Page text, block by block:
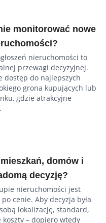
monitorować nowe
nieruchomości to
przewagi decyzyjnej.
dostęp do najlepszych
grona kupujących lub
gdzie atrakcyjne
domów i
decyzję?
nieruchomości jest
cenie. Aby decyzja była
lokalizację, standard,
– dopiero wtedy